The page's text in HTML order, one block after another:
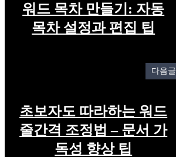
워드 목차 만들기: 자동
목차 설정과 편집 팁
다음글
초보자도 따라하는 워드
줄간격 조정법 – 문서 가
독성 향상 팁